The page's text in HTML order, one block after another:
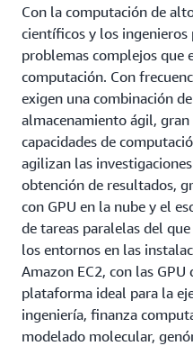
Con la computación de
científicos y los
problemas complejos que
computación. Con
exigen una combinación
almacenamiento ágil,
capacidades de
agilizan las
obtención de resultados,
con GPU en la nube y el
de tareas paralelas del
los entornos en las
Amazon EC2, con las GPU
plataforma ideal para la
ingeniería, finanza
modelado molecular,